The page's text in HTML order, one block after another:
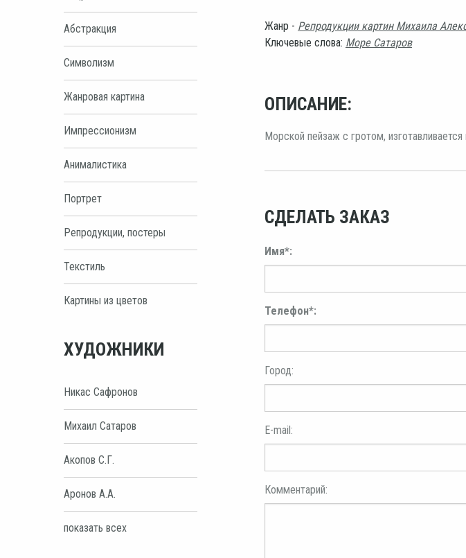
Абстракция
Символизм
Жанровая картина
Импрессионизм
Анималистика
Портрет
Репродукции, постеры
Текстиль
Картины из цветов
ХУДОЖНИКИ
Никас Сафронов
Михаил Сатаров
Акопов С.Г.
Аронов А.А.
показать всех
Жанр - Репродукции картин Михаила
Ключевые слова: Море Сатаров
ОПИСАНИЕ:
Морской пейзаж с гротом,
СДЕЛАТЬ ЗАКАЗ
Имя*:
Телефон*:
Город:
E-mail:
Комментарий: